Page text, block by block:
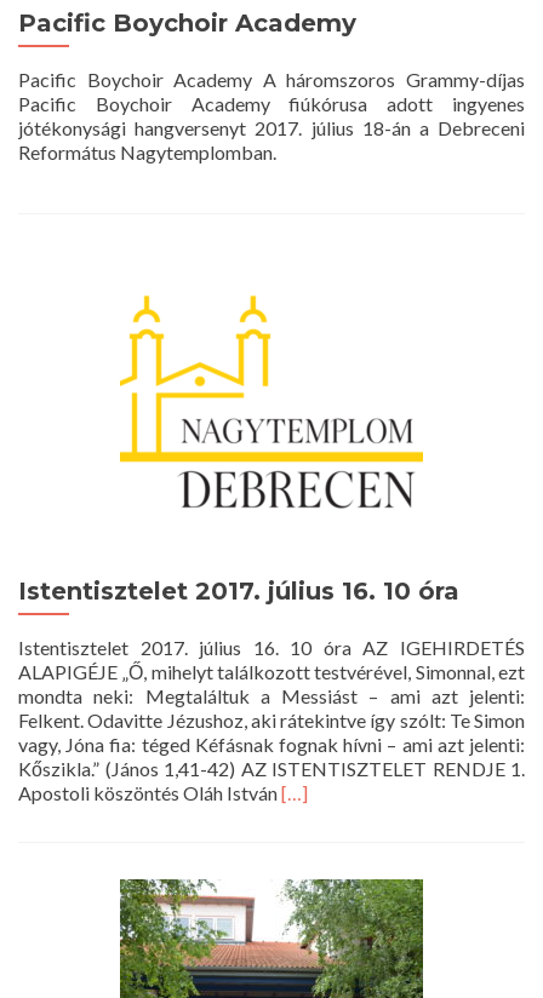
Pacific Boychoir Academy
Pacific Boychoir Academy A háromszoros Grammy-díjas
Pacific Boychoir Academy fiúkórusa adott ingyenes
jótékonysági hangversenyt 2017. július 18-án a Debreceni
Református Nagytemplomban.
Istentisztelet 2017. július 16. 10 óra
Istentisztelet 2017. július 16. 10 óra AZ IGEHIRDETÉS
ALAPIGÉJE „Ő, mihelyt találkozott testvérével, Simonnal, ezt
mondta neki: Megtaláltuk a Messiást – ami azt jelenti:
Felkent. Odavitte Jézushoz, aki rátekintve így szólt: Te Simon
vagy, Jóna fia: téged Kéfásnak fognak hívni – ami azt jelenti:
Kőszikla.” (János 1,41-42) AZ ISTENTISZTELET RENDJE 1.
Apostoli köszöntés Oláh IstvánRead
2017.
július
16.
10
óra
[…]